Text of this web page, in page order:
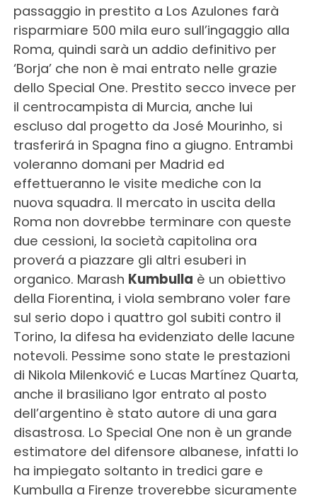
passaggio in prestito a Los Azulones farà
risparmiare 500 mila euro sull’ingaggio alla
Roma, quindi sarà un addio definitivo per
‘Borja’ che non è mai entrato nelle grazie
dello Special One. Prestito secco invece per
il centrocampista di Murcia, anche lui
escluso dal progetto da José Mourinho, si
trasferirá in Spagna fino a giugno. Entrambi
voleranno domani per Madrid ed
effettueranno le visite mediche con la
nuova squadra. Il mercato in uscita della
Roma non dovrebbe terminare con queste
due cessioni, la società capitolina ora
proverá a piazzare gli altri esuberi in
organico. Marash Kumbulla è un obiettivo
della Fiorentina, i viola sembrano voler fare
sul serio dopo i quattro gol subiti contro il
Torino, la difesa ha evidenziato delle lacune
notevoli. Pessime sono state le prestazioni
di Nikola Milenković e Lucas Martínez Quarta,
anche il brasiliano Igor entrato al posto
dell’argentino è stato autore di una gara
disastrosa. Lo Special One non è un grande
estimatore del difensore albanese, infatti lo
ha impiegato soltanto in tredici gare e
Kumbulla a Firenze troverebbe sicuramente